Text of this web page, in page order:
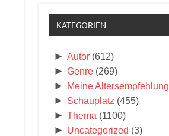
KATEGORIEN
► Autor (612)
► Genre (269)
► Meine Altersempfehlung
► Schauplatz (455)
► Thema (1100)
► Uncategorized (3)